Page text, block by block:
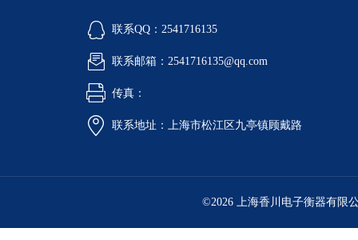
联系QQ：2541716135
联系邮箱：2541716135@qq.com
传真：
联系地址：上海市松江区九亭镇顾戴路
©2026 上海香川电子衡器有限